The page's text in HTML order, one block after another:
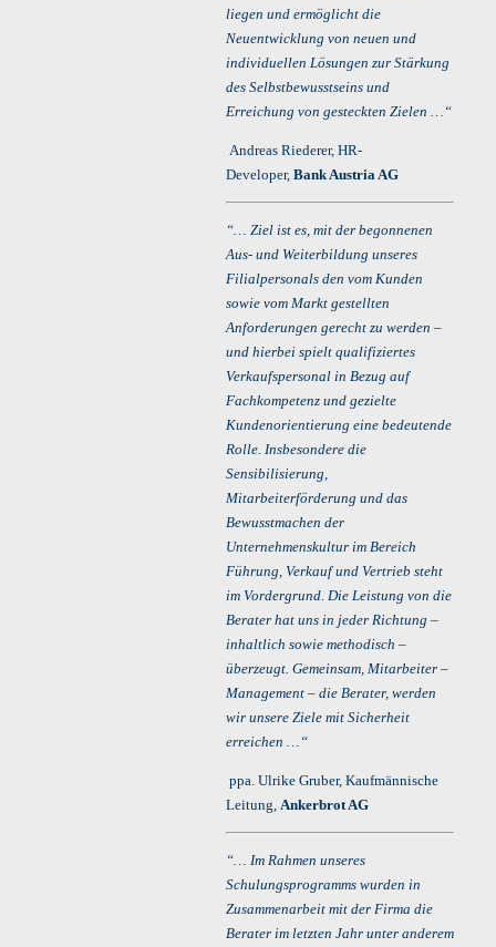
liegen und ermöglicht die
Neuentwicklung von neuen und
individuellen Lösungen zur Stärkung
des Selbstbewusstseins und
Erreichung von gesteckten Zielen …“
Andreas Riederer, HR-
Developer, Bank Austria AG
“… Ziel ist es, mit der begonnenen
Aus- und Weiterbildung unseres
Filialpersonals den vom Kunden
sowie vom Markt gestellten
Anforderungen gerecht zu werden –
und hierbei spielt qualifiziertes
Verkaufspersonal in Bezug auf
Fachkompetenz und gezielte
Kundenorientierung eine bedeutende
Rolle. Insbesondere die
Sensibilisierung,
Mitarbeiterförderung und das
Bewusstmachen der
Unternehmenskultur im Bereich
Führung, Verkauf und Vertrieb steht
im Vordergrund. Die Leistung von die
Berater hat uns in jeder Richtung –
inhaltlich sowie methodisch –
überzeugt. Gemeinsam, Mitarbeiter –
Management – die Berater, werden
wir unsere Ziele mit Sicherheit
erreichen …“
ppa. Ulrike Gruber, Kaufmännische
Leitung, Ankerbrot AG
“… Im Rahmen unseres
Schulungsprogramms wurden in
Zusammenarbeit mit der Firma die
Berater im letzten Jahr unter anderem